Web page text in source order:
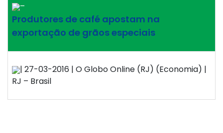
–
Produtores de café apostam na
exportação de grãos especiais
| 27-03-2016 | O Globo Online (RJ) (Economia) |
RJ – Brasil